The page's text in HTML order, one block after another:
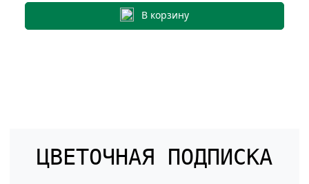
В корзину
ЦВЕТОЧНАЯ ПОДПИСКА